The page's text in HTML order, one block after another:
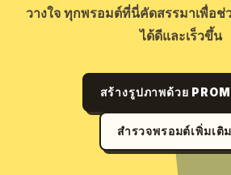
วางใจ ทุกพรอมต์ที่นี่คัดสรรมาเพื่อ
ได้ดีและเร็วขึ้น
สร้างรูปภาพด้วย
สำรวจพรอมต์เพิ่มเติม